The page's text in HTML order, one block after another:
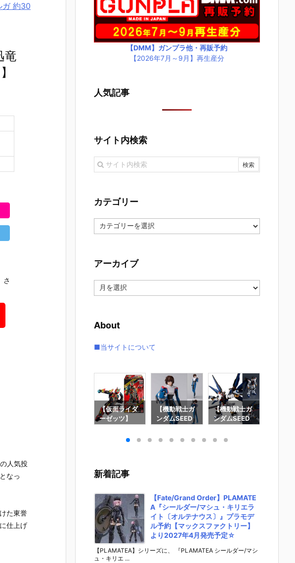
ガ 約30
竜
さ
人気投
なっ
た東誉
仕上げ
【DMM】ガンプラ他・再販予約
【2026年7月～9月】再生産分
人気記事
サイト内検索
カテゴリー
カ
テ
ー
アーカイブ
ー
ブ
About
■当サイトについて
ィギュ
【バン
【仮面ライダ
ーゼッツ】
イダーゼッツ
ード』食玩フ
【バンダイ】
より2026年8
月3日発売♪
【機動戦士ガ
ンダムSEED
S.H.フィギュ
r.）』可動フ
ィギュア予約
【バンダイ】
より2026年1
2月発売予定♪
【機動戦士ガ
ンダムSEED
UNDAM UNI
フリーダムガ
ンダム』可動
フィギュア予
約【バンダ
イ】より202
6年12月発売
予定♪
新着記事
【Fate/Grand Order】PLAMATE
A『シールダー/マシュ・キリエラ
イト〔オルテナウス〕』プラモデ
ル予約【マックスファクトリー】
より2027年4月発売予定☆
【PLAMATEA】シリーズに、 『PLAMATEA シールダー/マシ
ュ・キリエ ...